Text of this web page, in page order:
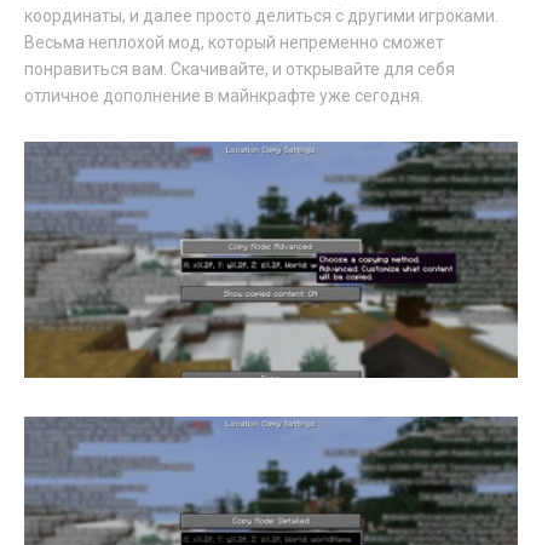
координаты, и далее просто делиться с другими игроками.
Весьма неплохой мод, который непременно сможет
понравиться вам. Скачивайте, и открывайте для себя
отличное дополнение в майнкрафте уже сегодня.